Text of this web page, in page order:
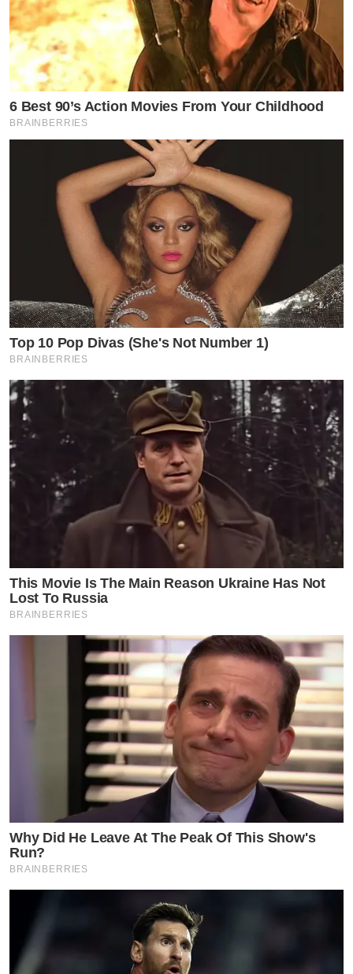
6 Best 90’s Action Movies From Your Childhood
BRAINBERRIES
Top 10 Pop Divas (She's Not Number 1)
BRAINBERRIES
This Movie Is The Main Reason Ukraine Has Not
Lost To Russia
BRAINBERRIES
Why Did He Leave At The Peak Of This Show's
Run?
BRAINBERRIES